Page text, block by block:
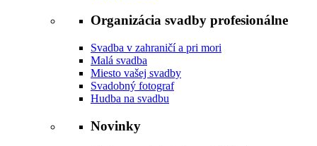
Organizácia svadby profesionálne
Svadba v zahraničí a pri mori
Malá svadba
Miesto vašej svadby
Svadobný fotograf
Hudba na svadbu
Novinky